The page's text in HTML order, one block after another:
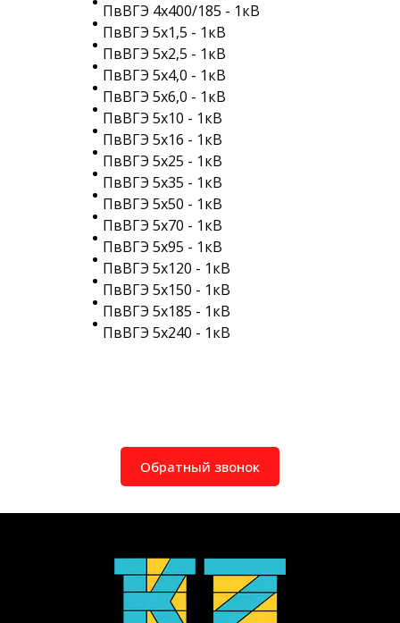
ПвВГЭ 4х400/185 - 1кВ
ПвВГЭ 5х1,5 - 1кВ
ПвВГЭ 5х2,5 - 1кВ
ПвВГЭ 5х4,0 - 1кВ
ПвВГЭ 5х6,0 - 1кВ
ПвВГЭ 5х10 - 1кВ
ПвВГЭ 5х16 - 1кВ
ПвВГЭ 5х25 - 1кВ
ПвВГЭ 5х35 - 1кВ
ПвВГЭ 5х50 - 1кВ
ПвВГЭ 5х70 - 1кВ
ПвВГЭ 5х95 - 1кВ
ПвВГЭ 5х120 - 1кВ
ПвВГЭ 5х150 - 1кВ
ПвВГЭ 5х185 - 1кВ
ПвВГЭ 5х240 - 1кВ
Обратный звонок